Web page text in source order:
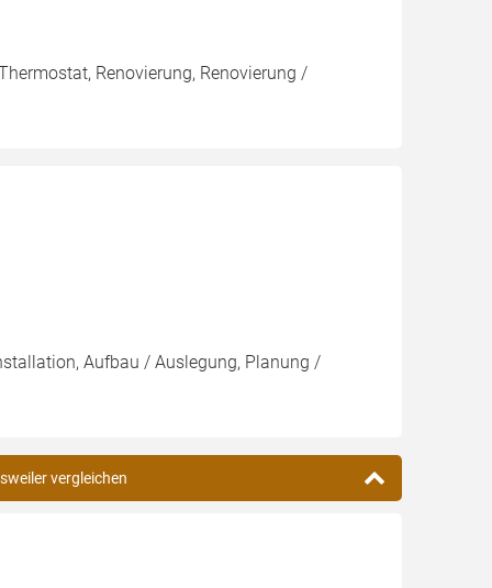
Renovierung, Renovierung /
Aufbau / Auslegung, Planung /
vergleichen